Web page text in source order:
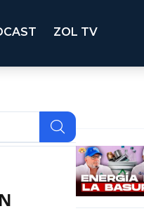
ZOL TV